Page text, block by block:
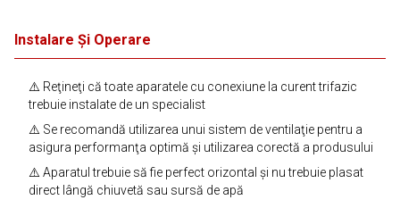
Instalare Și Operare
⚠️ Reţineţi că toate aparatele cu conexiune la curent trifazic
trebuie instalate de un specialist
⚠️ Se recomandă utilizarea unui sistem de ventilaţie pentru a
asigura performanţa optimă şi utilizarea corectă a produsului
⚠️ Aparatul trebuie să fie perfect orizontal şi nu trebuie plasat
direct lângă chiuvetă sau sursă de apă